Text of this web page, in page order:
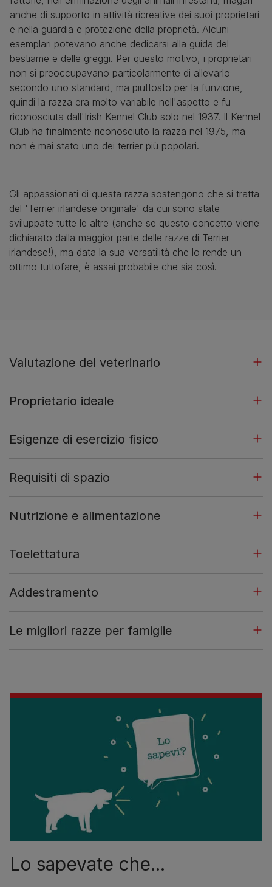
anche di supporto in attività ricreative dei suoi proprietari
e nella guardia e protezione della proprietà. Alcuni
esemplari potevano anche dedicarsi alla guida del
bestiame e delle greggi. Per questo motivo, i proprietari
non si preoccupavano particolarmente di allevarlo
secondo uno standard, ma piuttosto per la funzione,
quindi la razza era molto variabile nell'aspetto e fu
riconosciuta dall'Irish Kennel Club solo nel 1937. Il Kennel
Club ha finalmente riconosciuto la razza nel 1975, ma
non è mai stato uno dei terrier più popolari.
Gli appassionati di questa razza sostengono che si tratta
del 'Terrier irlandese originale' da cui sono state
sviluppate tutte le altre (anche se questo concetto viene
dichiarato dalla maggior parte delle razze di Terrier
irlandese!), ma data la sua versatilità che lo rende un
ottimo tuttofare, è assai probabile che sia così.
Valutazione del veterinario
Proprietario ideale
Esigenze di esercizio fisico
Requisiti di spazio
Nutrizione e alimentazione
Toelettatura
Addestramento
Le migliori razze per famiglie
Lo sapevate che...